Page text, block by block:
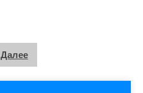
Далее